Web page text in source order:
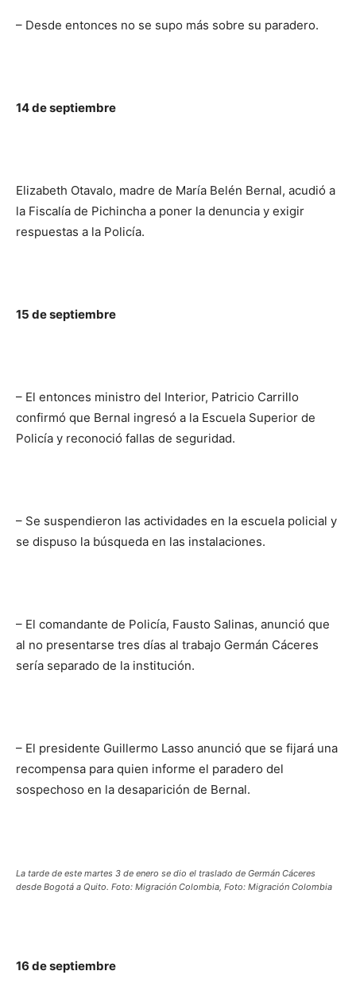
– Desde entonces no se supo más sobre su paradero.
14 de septiembre
Elizabeth Otavalo, madre de María Belén Bernal, acudió a
la Fiscalía de Pichincha a poner la denuncia y exigir
respuestas a la Policía.
15 de septiembre
– El entonces ministro del Interior, Patricio Carrillo
confirmó que Bernal ingresó a la Escuela Superior de
Policía y reconoció fallas de seguridad.
– Se suspendieron las actividades en la escuela policial y
se dispuso la búsqueda en las instalaciones.
– El comandante de Policía, Fausto Salinas, anunció que
al no presentarse tres días al trabajo Germán Cáceres
sería separado de la institución.
– El presidente Guillermo Lasso anunció que se fijará una
recompensa para quien informe el paradero del
sospechoso en la desaparición de Bernal.
La tarde de este martes 3 de enero se dio el traslado de Germán Cáceres
desde Bogotá a Quito. Foto: Migración Colombia, Foto: Migración Colombia
16 de septiembre